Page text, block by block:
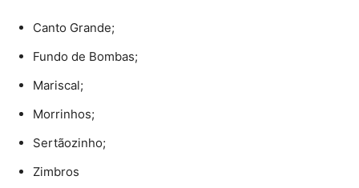
Canto Grande;
Fundo de Bombas;
Mariscal;
Morrinhos;
Sertãozinho;
Zimbros